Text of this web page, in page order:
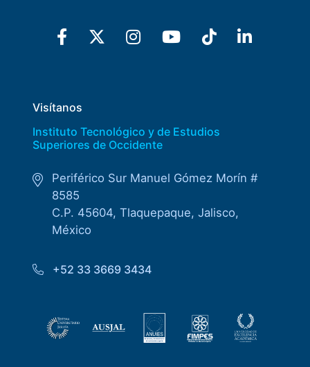
Visítanos
Instituto Tecnológico y de Estudios
Superiores de Occidente
Periférico Sur Manuel Gómez Morín #
8585
C.P. 45604, Tlaquepaque, Jalisco,
México
+52 33 3669 3434